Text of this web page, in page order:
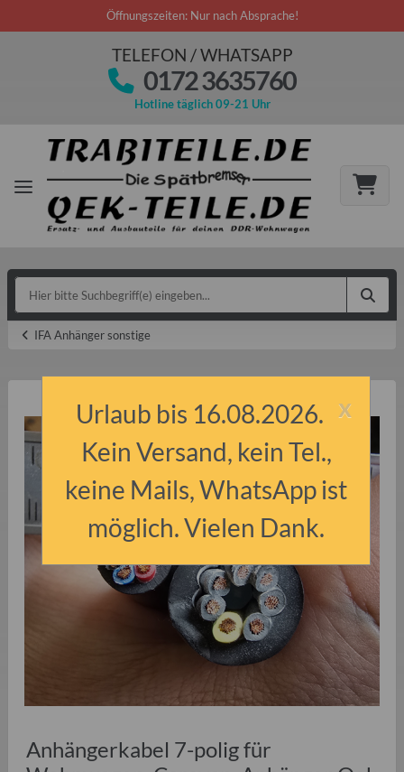
Öffnungszeiten: Nur nach Absprache!
TELEFON / WHATSAPP
0172 3635760
Hotline täglich 09-21 Uhr
IFA Anhänger sonstige
Anhängerkabel 7-polig für
x
Urlaub bis 16.08.2026.
Kein Versand, kein Tel.,
keine Mails, WhatsApp ist
möglich. Vielen Dank.